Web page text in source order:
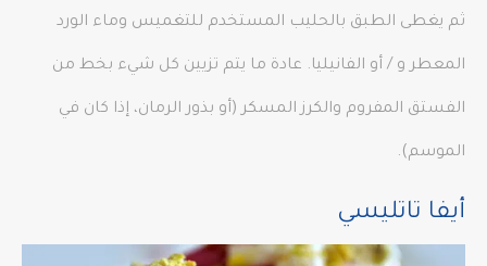
ثم يغطى الطبق بالحليب المستخدم للتغميس وماء الورد
المعطر و / أو الفانيليا. عادة ما يتم تزيين كل شيء بخط من
الفستق المفروم والكرز المسكر (أو بذور الرمان، إذا كان في
الموسم).
أيفا تاتليسي